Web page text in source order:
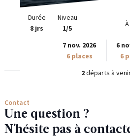
Durée
8 jrs
Niveau
1/5
7 nov. 2026
6 places
6
6
2départs à
Contact
Une question ?
N'hésite pas à